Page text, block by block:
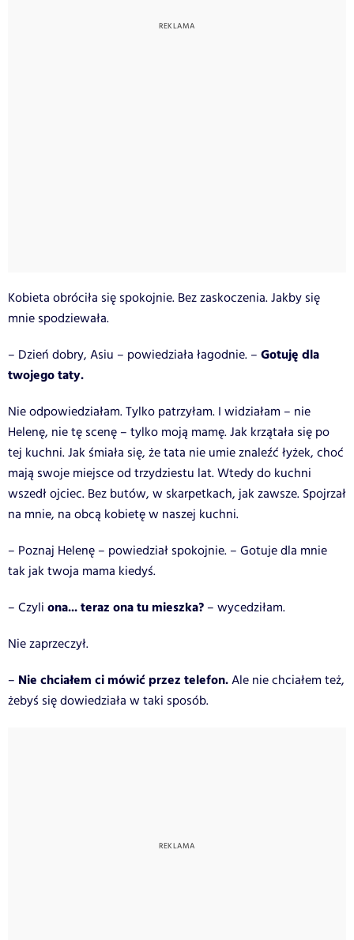
Kobieta obróciła się spokojnie. Bez zaskoczenia. Jakby się
mnie spodziewała.
– Dzień dobry, Asiu – powiedziała łagodnie. – Gotuję dla
twojego taty.
Nie odpowiedziałam. Tylko patrzyłam. I widziałam – nie
Helenę, nie tę scenę – tylko moją mamę. Jak krzątała się po
tej kuchni. Jak śmiała się, że tata nie umie znaleźć łyżek, choć
mają swoje miejsce od trzydziestu lat.Wtedy do kuchni
wszedł ojciec. Bez butów, w skarpetkach, jak zawsze. Spojrzał
na mnie, na obcą kobietę w naszej kuchni.
– Poznaj Helenę – powiedział spokojnie. – Gotuje dla mnie
tak jak twoja mama kiedyś.
– Czyli ona... teraz ona tu mieszka? – wycedziłam.
Nie zaprzeczył.
– Nie chciałem ci mówić przez telefon.Ale nie chciałem też,
żebyś się dowiedziała w taki sposób.